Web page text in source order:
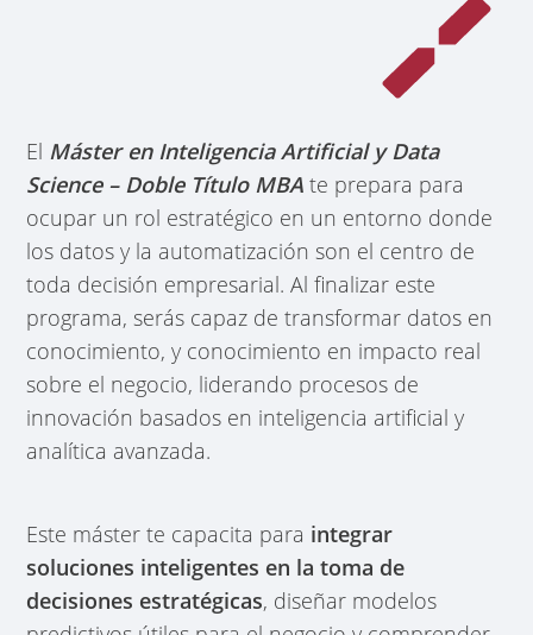
El Máster en Inteligencia Artificial y Data
Science – Doble Título MBA te prepara para
ocupar un rol estratégico en un entorno donde
los datos y la automatización son el centro de
toda decisión empresarial. Al finalizar este
programa, serás capaz de transformar datos en
conocimiento, y conocimiento en impacto real
sobre el negocio, liderando procesos de
innovación basados en inteligencia artificial y
analítica avanzada.
Este máster te capacita para integrar
soluciones inteligentes en la toma de
decisiones estratégicas, diseñar modelos